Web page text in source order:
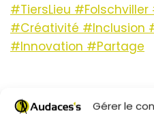
Gérer le
#TiersLieu
#Créativité #Inclusion
#Innovation #Partage